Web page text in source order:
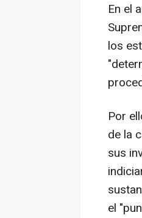
En el
los
Por
de la
sus
el